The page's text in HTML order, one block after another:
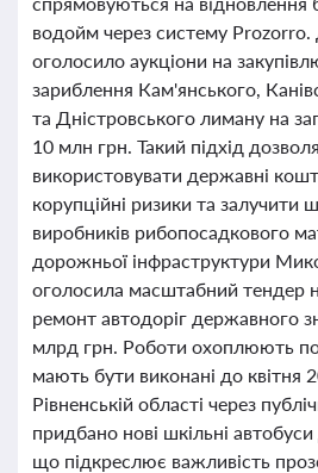
водойм через систему
оголосило аукціони на
зариблення Кам'янського,
та Дністровського лиману на
10 млн грн. Такий підхід
використовувати державні
корупційні ризики та залучити
виробників рибопосадкового
дорожньої інфраструктури
оголосила масштабний тендер
ремонт автодоріг державного
млрд грн. Роботи охоплюють
мають бути виконані до квітня
Рівненській області через
придбано нові шкільні
що підкреслює важливість